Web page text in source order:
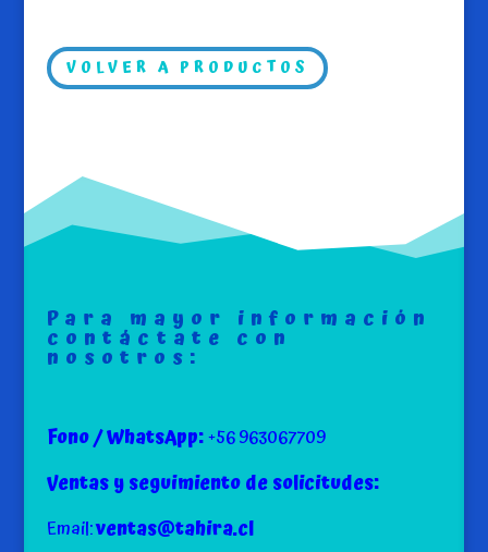
VOLVER A PRODUCTOS
Para mayor información
contáctate con
nosotros:
Fono / WhatsApp:+56 963067709
Ventas y seguimiento de solicitudes:
Email:ventas@tahira.cl